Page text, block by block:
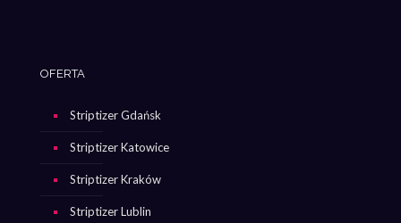
OFERTA
Striptizer Gdańsk
Striptizer Katowice
Striptizer Kraków
Striptizer Lublin